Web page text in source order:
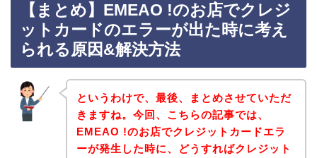
【まとめ】EMEAO !のお店でクレジ
ットカードのエラーが出た時に考え
られる原因&解決方法
というわけで、最後、まとめさせていただ
きますね。今回、こちらの記事では、
EMEAO !のお店でクレジットカードエラ
ーが発生した時に、どうすればクレジット